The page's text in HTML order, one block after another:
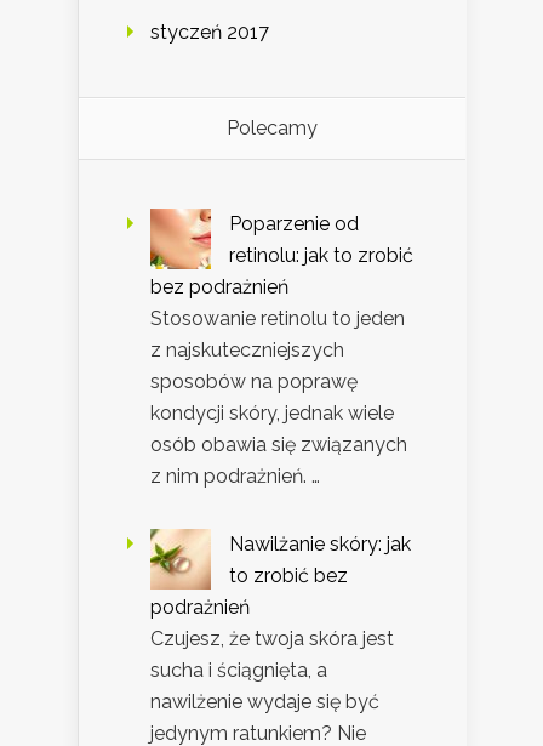
styczeń 2017
Polecamy
Poparzenie od
retinolu: jak to zrobić
bez podrażnień
Stosowanie retinolu to jeden
z najskuteczniejszych
sposobów na poprawę
kondycji skóry, jednak wiele
osób obawia się związanych
z nim podrażnień. …
Nawilżanie skóry: jak
to zrobić bez
podrażnień
Czujesz, że twoja skóra jest
sucha i ściągnięta, a
nawilżenie wydaje się być
jedynym ratunkiem? Nie